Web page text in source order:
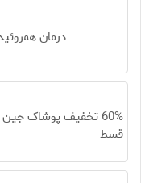
درمان
قسط